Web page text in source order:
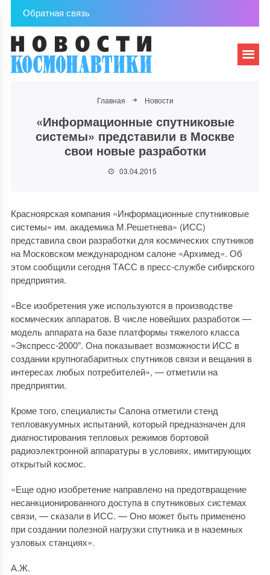
Обратная связь
Главная Новости
«Информационные спутниковые
системы» представили в Москве
свои новые разработки
03.04.2015
Красноярская компания «Информационные спутниковые
системы» им. академика М.Решетнева» (ИСС)
представила свои разработки для космических спутников
на Московском международном салоне «Архимед». Об
этом сообщили сегодня ТАСС в пресс-службе сибирского
предприятия.
«Все изобретения уже используются в производстве
космических аппаратов. В числе новейших разработок —
модель аппарата на базе платформы тяжелого класса
«Экспресс-2000″. Она показывает возможности ИСС в
создании крупногабаритных спутников связи и вещания в
интересах любых потребителей», — отметили на
предприятии.
Кроме того, специалисты Салона отметили стенд
тепловакуумных испытаний, который предназначен для
диагностирования тепловых режимов бортовой
радиоэлектронной аппаратуры в условиях, имитирующих
открытый космос.
«Еще одно изобретение направлено на предотвращение
несанкционированного доступа в спутниковых системах
связи, — сказали в ИСС. — Оно может быть применено
при создании полезной нагрузки спутника и в наземных
узловых станциях».
А.Ж.